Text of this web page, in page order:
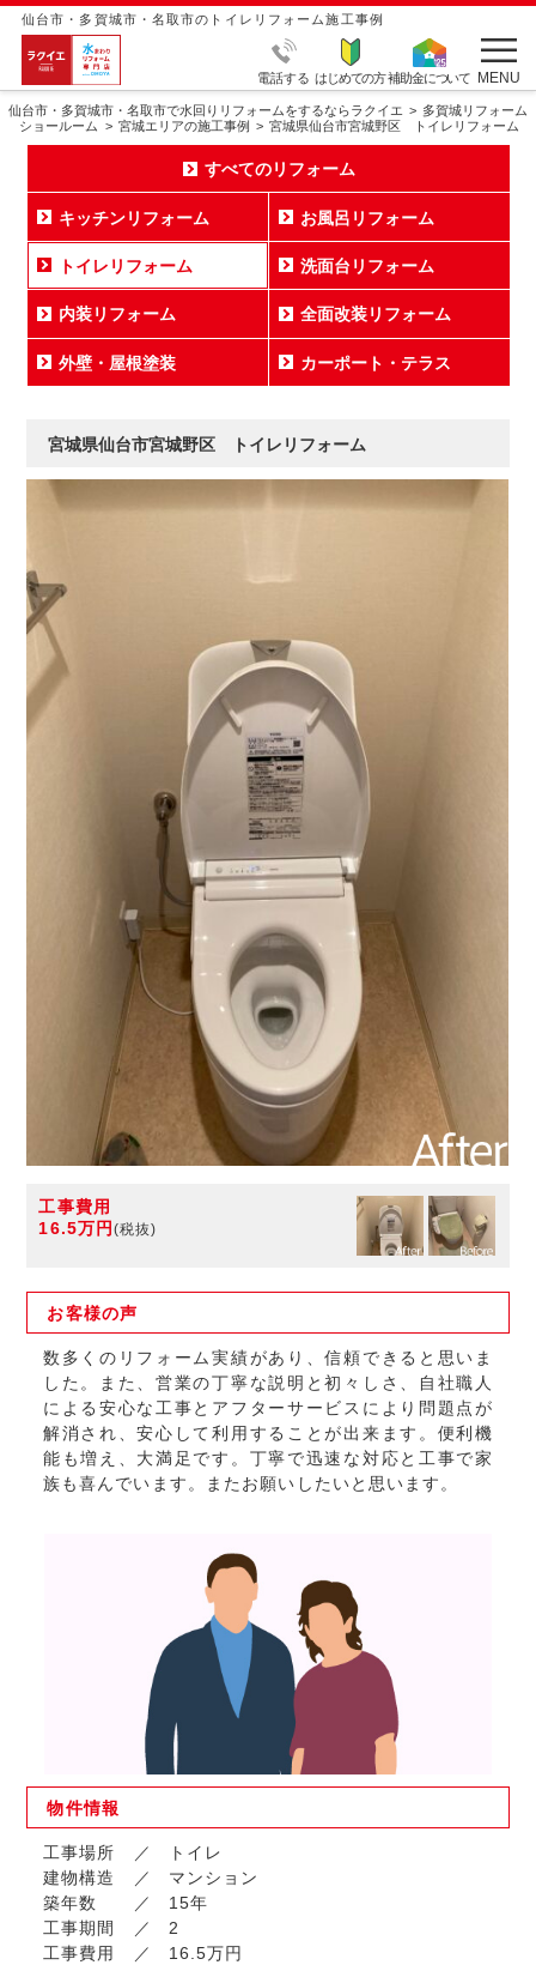
仙台市・多賀城市・名取市のトイレリフォーム施工事例
電話する はじめての方補助金について MENU
仙台市・多賀城市・名取市で水回りリフォームをするならラクイエ
多賀城リフォーム
ショールーム
宮城エリアの施工事例 宮城県仙台市宮城野区 トイレリフォーム
すべてのリフォーム
キッチンリフォーム お風呂リフォーム
トイレリフォーム 洗面台リフォーム
内装リフォーム 全面改装リフォーム
外壁・屋根塗装 カーポート・テラス
宮城県仙台市宮城野区 トイレリフォーム
工事費用
16.5万円(税抜)
お客様の声
数多くのリフォーム実績があり、信頼できると思いま
した。また、営業の丁寧な説明と初々しさ、自社職人
による安心な工事とアフターサービスにより問題点が
解消され、安心して利用することが出来ます。便利機
能も増え、大満足です。丁寧で迅速な対応と工事で家
族も喜んでいます。またお願いしたいと思います。
物件情報
工事場所
トイレ
建物構造
マンション
築年数
15年
工事期間
2
工事費用
16.5万円